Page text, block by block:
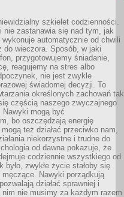
szkielet codzienności.
nie zastanawia się nad tym, jak
automatycznie od chwili
do wieczora. Sposób, w jaki
przygotowujemy śniadanie,
reagujemy na stres albo
nie jest zwykle
świadomej decyzji. To
określonych zachowań tak
częścią naszego zwyczajnego
Nawyki mogą być
bo oszczędzają energię
też działać przeciwko nam,
niekorzystne i trudne do
od dawna pokazuje, że
codziennie wszystkiego od
było, zwykłe życie stałoby się
męczące. Nawyki porządkują
działać sprawniej i
nie musimy za każdym razem